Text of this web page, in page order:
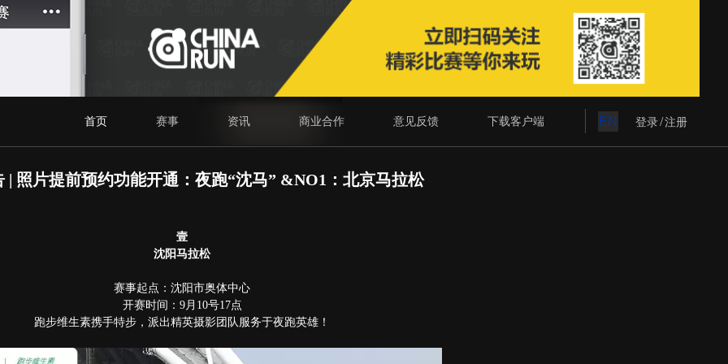
首页 赛事 资讯 商业合作 意见反馈 下载客户端 EN 登录/注册
| 照片提前预约功能开通：夜跑“沈马” &NO1：北京马拉松
壹
沈阳马拉松
赛事起点：沈阳市奥体中心
开赛时间：9月10号17点
跑步维生素携手特步，派出精英摄影团队服务于夜跑英雄！